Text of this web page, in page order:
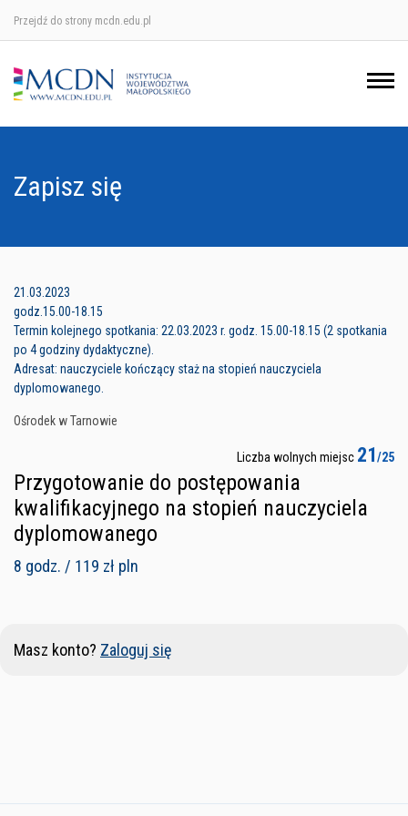
Przejdź do strony mcdn.edu.pl
Zapisz się
21.03.2023
godz.15.00-18.15
Termin kolejnego spotkania: 22.03.2023 r. godz. 15.00-18.15 (2 spotkania
po 4 godziny dydaktyczne).
Adresat: nauczyciele kończący staż na stopień nauczyciela
dyplomowanego.
Ośrodek w Tarnowie
Liczba wolnych miejsc 21/25
Przygotowanie do postępowania
kwalifikacyjnego na stopień nauczyciela
dyplomowanego
8 godz. / 119 zł pln
Masz konto? Zaloguj się
Ośrodek w Krakowie
Ośrodek w Nowym Sączu
Ośrodek w Tarnowie